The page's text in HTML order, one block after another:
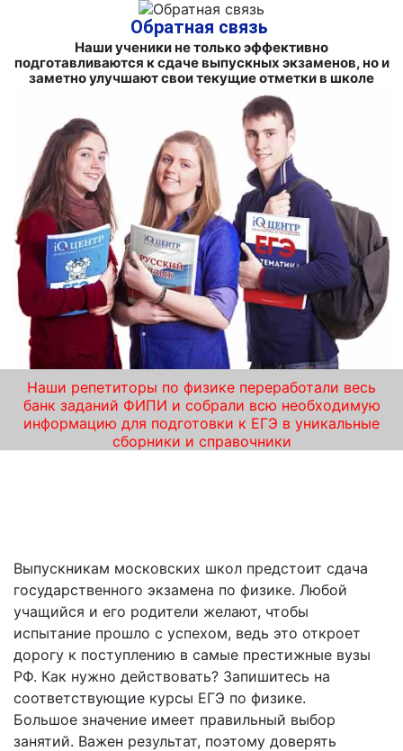
Обратная связь
Наши ученики не только эффективно
подготавливаются к сдаче выпускных экзаменов, но и
заметно улучшают свои текущие отметки в школе
Наши репетиторы по физике переработали весь
банк заданий ФИПИ и собрали всю необходимую
информацию для подготовки к ЕГЭ в уникальные
сборники и справочники
Выпускникам московских школ предстоит сдача
государственного экзамена по физике. Любой
учащийся и его родители желают, чтобы
испытание прошло с успехом, ведь это откроет
дорогу к поступлению в самые престижные вузы
РФ. Как нужно действовать? Запишитесь на
соответствующие курсы ЕГЭ по физике.
Большое значение имеет правильный выбор
занятий. Важен результат, поэтому доверять